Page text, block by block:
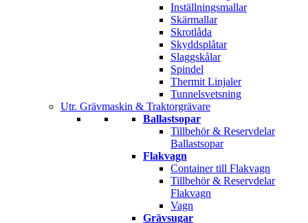
Inställningsmallar
Skärmallar
Skrotlåda
Skyddsplåtar
Slaggskålar
Spindel
Thermit Linjaler
Tunnelsvetsning
Utr. Grävmaskin & Traktorgrävare
Ballastsopar
Tillbehör & Reservdelar
Ballastsopar
Flakvagn
Container till Flakvagn
Tillbehör & Reservdelar
Flakvagn
Vagn
Grävsugar